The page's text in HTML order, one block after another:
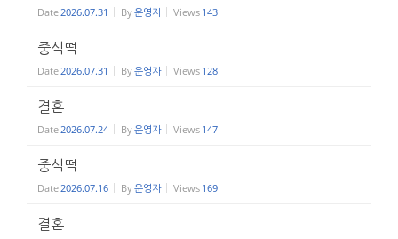
Date2026.07.31 By운영자 Views 143
중식떡
Date2026.07.31 By운영자 Views 128
결혼
Date2026.07.24 By운영자 Views 147
중식떡
Date2026.07.16 By운영자 Views 169
결혼